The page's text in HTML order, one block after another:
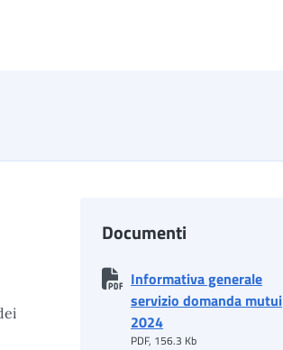
Documenti
Informativa generale
servizio domanda mutui
2024
PDF, 156.3 Kb